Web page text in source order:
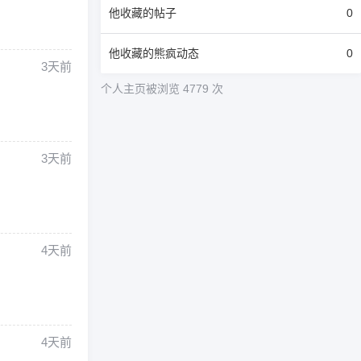
3天前
3天前
4天前
4天前
他收藏的帖子 0
他收藏的熊疯动态 0
个人主页被浏览 4779 次